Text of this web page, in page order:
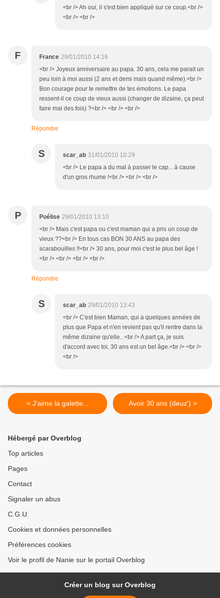
<br /> Ah oui, il s'est bien appliqué sur ce coup.<br />
<br /> <br />
F France 29/01/2010 14:16
<br /> Joyeux anniversaire au papa. 30 ans, cela me parait un
peu loin à moi aussi (2 ans et demi mais quand même).<br />
Bon courage pour te remettre de tes émotions. Le papa
ressent-il ce coup de vieux aussi (changer de dizaine, ça peut
faire mal des fois) ?<br /> <br /> <br />
Répondre
S scar_ab 31/01/2010 10:29
<br /> Le papa a du mal à passer le cap... à cause
d'un gros rhume !<br /> <br /> <br />
P Poélise 29/01/2010 13:10
<br /> Mais c'est papa ou c'est maman qui a pris un coup de
vieux ??<br /> En tous cas BON 30 ANS au papa des
scarabouilles !!<br /> 30 ans, pour moi c'est le plus bel âge !
<br /> <br /> <br /> <br />
Répondre
S scar_ab 29/01/2010 13:43
<br /> C'est bien Maman, qui a quelques années de
plus que Papa et n'en revient pas qu'il rentre dans la
même dizaine qu'elle...<br /> A part ça, je suis
d'accord avec toi, 30 ans est un bel âge.<br /> <br />
<br />
< J'aime la galette... Avoir 30 ans (deuz') >
Hébergé par Overblog
Top articles
Pages
Contact
Signaler un abus
C.G.U.
Cookies et données personnelles
Préférences cookies
Voir le profil de Nanie sur le portail Overblog
Créer un blog sur Overblog